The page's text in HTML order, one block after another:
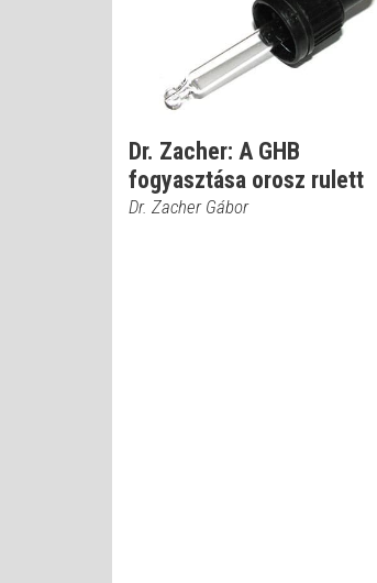
Dr. Zacher: A GHB
fogyasztása orosz rulett
Dr. Zacher Gábor